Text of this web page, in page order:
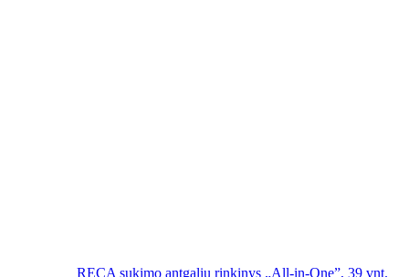
RECA sukimo antgalių rinkinys „All-in-One”, 39 vnt.